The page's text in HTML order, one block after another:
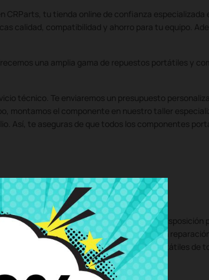
CRParts, tu tienda online de confianza
calidad, compatibilidad y ahorro para tu equipo.
una amplia gama de repuestos portátiles y
técnico. Te enviaremos un presupuesto
el componente en nuestro taller
Así, te aseguras de que todos los componentes
equipo de soporte técnico está a tu disposición
equipo. En CRParts, somos expertos en
y todo tipo de componentes de portátiles de